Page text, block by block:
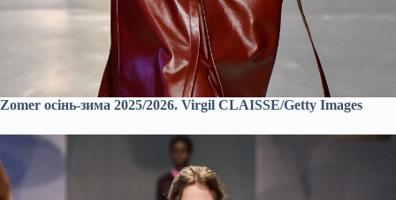
Zomer осінь-зима 2025/2026. Virgil CLAISSE/Getty Images